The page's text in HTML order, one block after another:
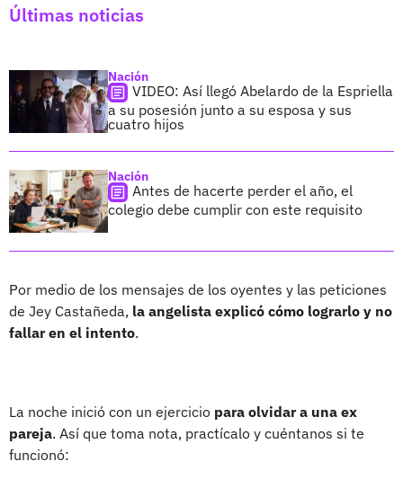
Últimas noticias
Nación
VIDEO: Así llegó Abelardo de la Espriella
a su posesión junto a su esposa y sus
cuatro hijos
Nación
Antes de hacerte perder el año, el
colegio debe cumplir con este requisito
Por medio de los mensajes de los oyentes y las peticiones
de Jey Castañeda, la angelista explicó cómo lograrlo y no
fallar en el intento.
La noche inició con un ejercicio para olvidar a una ex
pareja. Así que toma nota, practícalo y cuéntanos si te
funcionó: